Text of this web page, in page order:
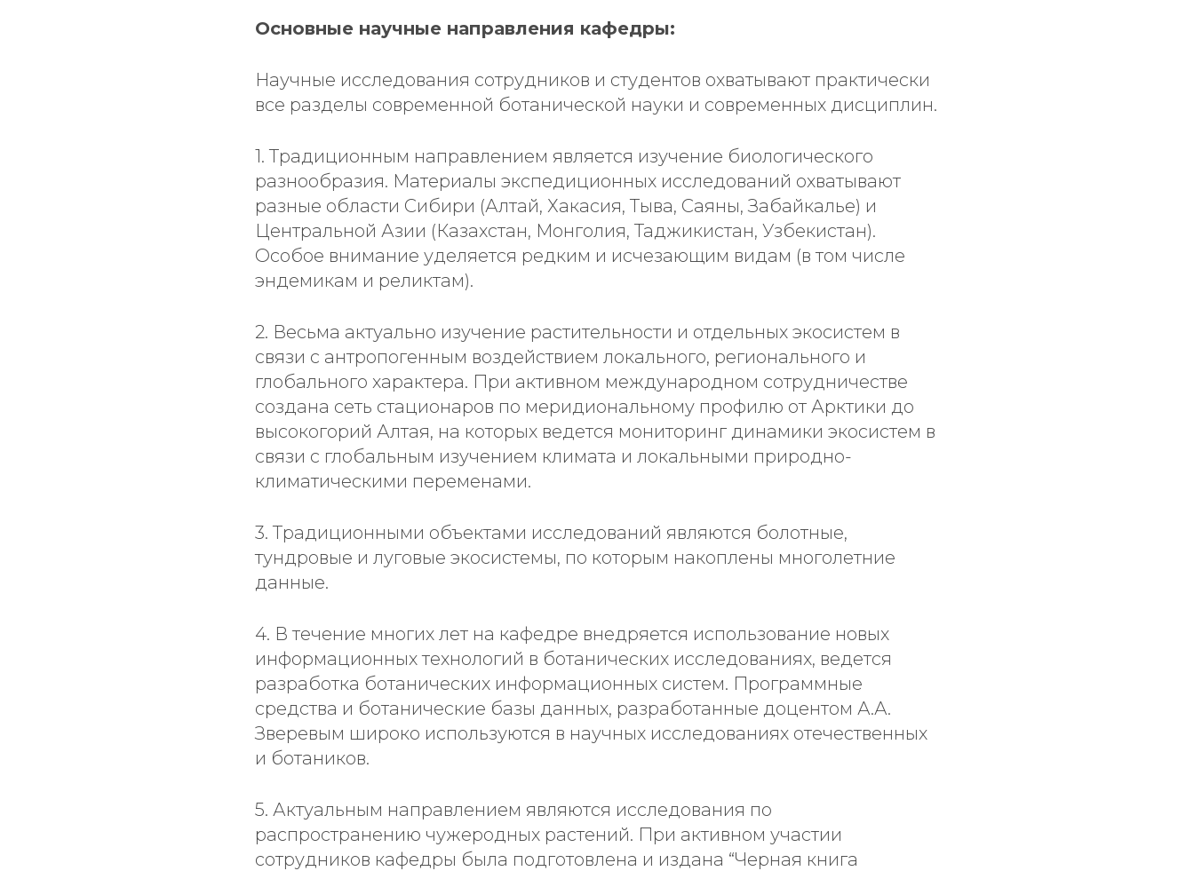
Основные научные направления кафедры:
Научные исследования сотрудников и студентов охватывают практически
все разделы современной ботанической науки и современных дисциплин.
1. Традиционным направлением является изучение биологического
разнообразия. Материалы экспедиционных исследований охватывают
разные области Сибири (Алтай, Хакасия, Тыва, Саяны, Забайкалье) и
Центральной Азии (Казахстан, Монголия, Таджикистан, Узбекистан).
Особое внимание уделяется редким и исчезающим видам (в том числе
эндемикам и реликтам).
2. Весьма актуально изучение растительности и отдельных экосистем в
связи с антропогенным воздействием локального, регионального и
глобального характера. При активном международном сотрудничестве
создана сеть стационаров по меридиональному профилю от Арктики до
высокогорий Алтая, на которых ведется мониторинг динамики экосистем в
связи с глобальным изучением климата и локальными природно-
климатическими переменами.
3. Традиционными объектами исследований являются болотные,
тундровые и луговые экосистемы, по которым накоплены многолетние
данные.
4. В течение многих лет на кафедре внедряется использование новых
информационных технологий в ботанических исследованиях, ведется
разработка ботанических информационных систем. Программные
средства и ботанические базы данных, разработанные доцентом А.А.
Зверевым широко используются в научных исследованиях отечественных
и ботаников.
5. Актуальным направлением являются исследования по
распространению чужеродных растений. При активном участии
сотрудников кафедры была подготовлена и издана “Черная книга